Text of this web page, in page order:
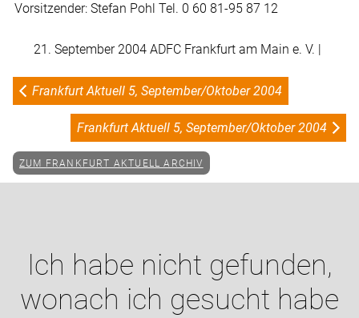
Vorsitzender: Stefan Pohl Tel. 0 60 81-95 87 12
21. September 2004 ADFC Frankfurt am Main e. V. |
Frankfurt Aktuell 5, September/Oktober 2004
Frankfurt Aktuell 5, September/Oktober 2004
ZUM FRANKFURT AKTUELL ARCHIV
Ich habe nicht gefunden,
wonach ich gesucht habe